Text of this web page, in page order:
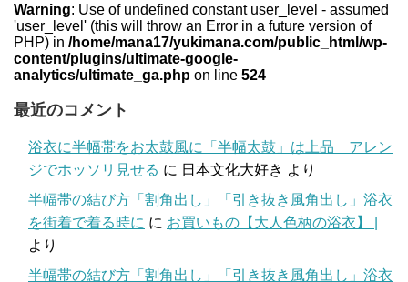
Warning: Use of undefined constant user_level - assumed
'user_level' (this will throw an Error in a future version of
PHP) in /home/mana17/yukimana.com/public_html/wp-
content/plugins/ultimate-google-
analytics/ultimate_ga.php on line 524
最近のコメント
浴衣に半幅帯をお太鼓風に「半幅太鼓」は上品 アレン
ジでホッソリ見せる に 日本文化大好き より
半幅帯の結び方「割角出し」「引き抜き風角出し」浴衣
を街着で着る時に に お買いもの【大人色柄の浴衣】 |
より
半幅帯の結び方「割角出し」「引き抜き風角出し」浴衣